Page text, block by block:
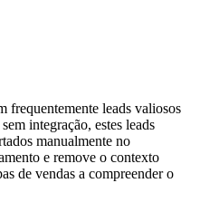
frequentemente leads valiosos
integração, estes leads
manualmente no
e remove o contexto
de vendas a compreender o